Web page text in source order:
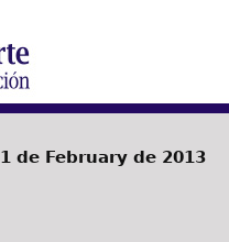
de February de 2013